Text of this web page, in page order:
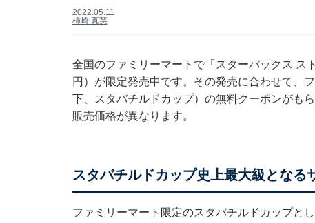
2022.05.11
柿崎 真英
全国のファミリーマートで「スターバックス ス
円）が限定発売中です。その発売に合わせて、
下、スタバチルドカップ）の無料クーポンがも
販売価格が異なります。
スタバチルドカップ史上最大級となる
ファミリーマート限定のスタバチルドカップと